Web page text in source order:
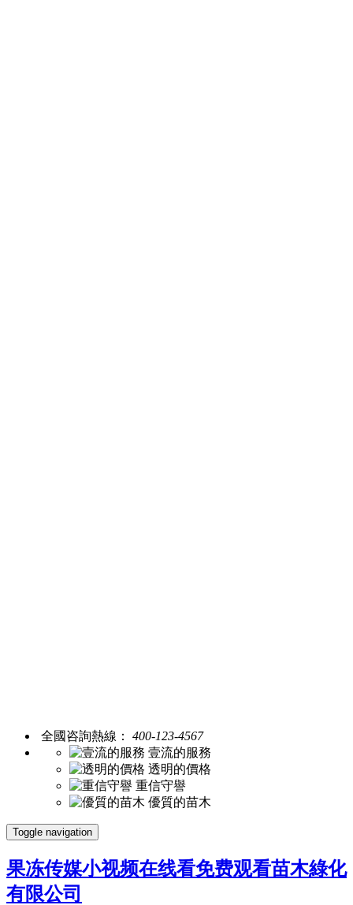
全國咨詢熱線： 400-123-4567
壹流的服務
透明的價格
重信守譽
優質的苗木
Toggle navigation
果冻传媒小视频在线看免费观看苗木綠化
有限公司